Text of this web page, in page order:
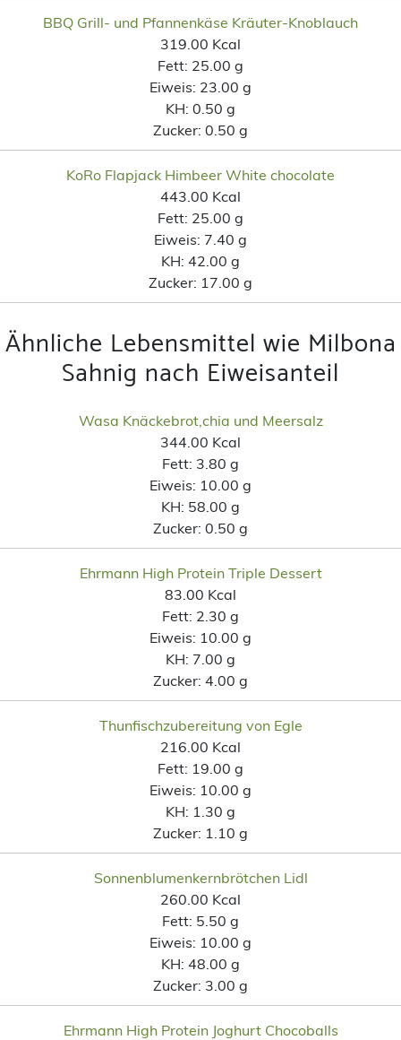
BBQ Grill- und Pfannenkäse Kräuter-Knoblauch
319.00 Kcal
Fett: 25.00 g
Eiweis: 23.00 g
KH: 0.50 g
Zucker: 0.50 g
KoRo Flapjack Himbeer White chocolate
443.00 Kcal
Fett: 25.00 g
Eiweis: 7.40 g
KH: 42.00 g
Zucker: 17.00 g
Ähnliche Lebensmittel wie Milbona
Sahnig nach Eiweisanteil
Wasa Knäckebrot,chia und Meersalz
344.00 Kcal
Fett: 3.80 g
Eiweis: 10.00 g
KH: 58.00 g
Zucker: 0.50 g
Ehrmann High Protein Triple Dessert
83.00 Kcal
Fett: 2.30 g
Eiweis: 10.00 g
KH: 7.00 g
Zucker: 4.00 g
Thunfischzubereitung von Egle
216.00 Kcal
Fett: 19.00 g
Eiweis: 10.00 g
KH: 1.30 g
Zucker: 1.10 g
Sonnenblumenkernbrötchen Lidl
260.00 Kcal
Fett: 5.50 g
Eiweis: 10.00 g
KH: 48.00 g
Zucker: 3.00 g
Ehrmann High Protein Joghurt Chocoballs